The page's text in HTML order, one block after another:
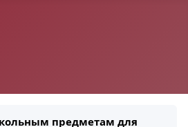
предметам для